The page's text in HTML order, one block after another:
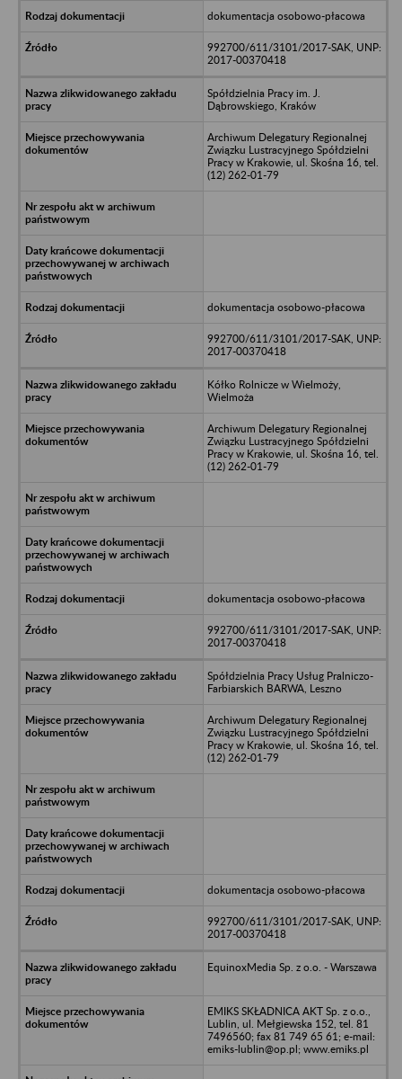
dokumentacja osobowo-płacowa
992700/611/3101/2017-SAK, UNP:
2017-00370418
Spółdzielnia Pracy im. J.
Dąbrowskiego, Kraków
Archiwum Delegatury Regionalnej
Związku Lustracyjnego Spółdzielni
Pracy w Krakowie, ul. Skośna 16, tel.
(12) 262-01-79
dokumentacja osobowo-płacowa
992700/611/3101/2017-SAK, UNP:
2017-00370418
Kółko Rolnicze w Wielmoży,
Wielmoża
Archiwum Delegatury Regionalnej
Związku Lustracyjnego Spółdzielni
Pracy w Krakowie, ul. Skośna 16, tel.
(12) 262-01-79
dokumentacja osobowo-płacowa
992700/611/3101/2017-SAK, UNP:
2017-00370418
Spółdzielnia Pracy Usług Pralniczo-
Farbiarskich BARWA, Leszno
Archiwum Delegatury Regionalnej
Związku Lustracyjnego Spółdzielni
Pracy w Krakowie, ul. Skośna 16, tel.
(12) 262-01-79
dokumentacja osobowo-płacowa
992700/611/3101/2017-SAK, UNP:
2017-00370418
EquinoxMedia Sp. z o.o. - Warszawa
EMIKS SKŁADNICA AKT Sp. z o.o.,
Lublin, ul. Mełgiewska 152, tel. 81
7496560; fax 81 749 65 61; e-mail:
emiks-lublin@op.pl; www.emiks.pl